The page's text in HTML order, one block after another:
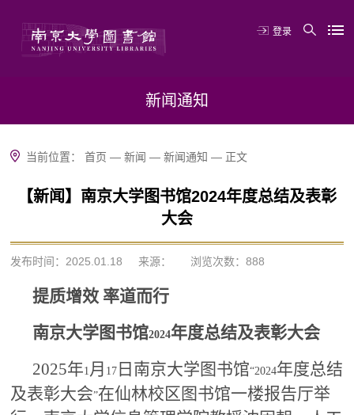
登录
新闻通知
当前位置：首页 —新闻 —新闻通知 — 正文
【新闻】南京大学图书馆2024年度总结及表彰
大会
发布时间：2025.01.18 来源： 浏览次数：888
提质增效 率道而行
南京大学图书馆2024年度总结及表彰大会
2025年1 月 17 日南京大学图书馆“2024年度总结
及表彰大会”在仙林校区图书馆一楼报告厅举